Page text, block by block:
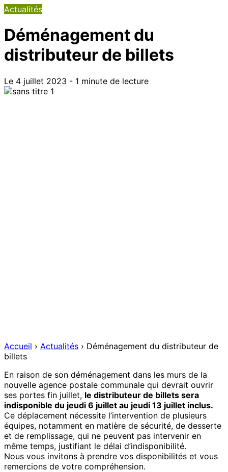
Actualités
Déménagement du
distributeur de billets
Le 4 juillet 2023 - 1 minute de lecture
Accueil › Actualités › Déménagement du distributeur de
billets
En raison de son déménagement dans les murs de la
nouvelle agence postale communale qui devrait ouvrir
ses portes fin juillet, le distributeur de billets sera
indisponible du jeudi 6 juillet au jeudi 13 juillet inclus.
Ce déplacement nécessite l’intervention de plusieurs
équipes, notamment en matière de sécurité, de desserte
et de remplissage, qui ne peuvent pas intervenir en
même temps, justifiant le délai d’indisponibilité.
Nous vous invitons à prendre vos disponibilités et vous
remercions de votre compréhension.